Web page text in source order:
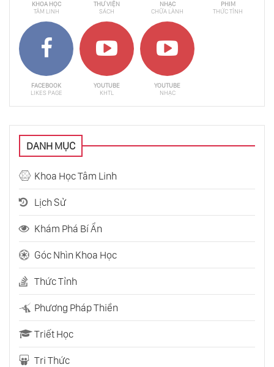
KHOA HỌC
TÂM LINH
THƯ VIỆN
SÁCH
NHẠC
CHỮA LÀNH
PHIM
THỨC TỈNH
FACEBOOK
LIKES PAGE
YOUTUBE
KHTL
YOUTUBE
NHẠC
DANH MỤC
Khoa Học Tâm Linh
Lịch Sử
Khám Phá Bí Ẩn
Góc Nhìn Khoa Học
Thức Tỉnh
Phương Pháp Thiền
Triết Học
Tri Thức